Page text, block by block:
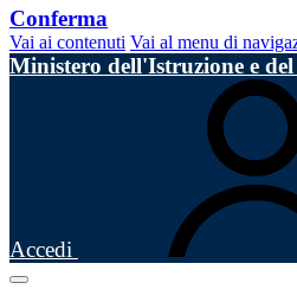
Conferma
Vai ai contenuti Vai al menu di
Ministero dell'Istruzione e
Accedi